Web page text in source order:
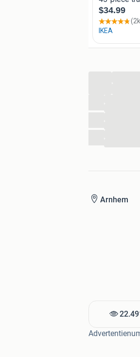
Let op: Dit
Brio/Ikea/
worden
Wanneer u
contact op.
Arnhem